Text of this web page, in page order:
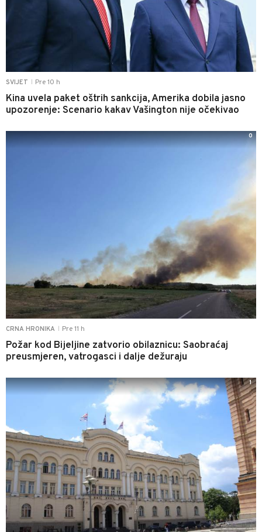
SVIJET Pre 10 h
Kina uvela paket oštrih sankcija, Amerika dobila jasno
upozorenje: Scenario kakav Vašington nije očekivao
CRNA HRONIKA Pre 11 h
Požar kod Bijeljine zatvorio obilaznicu: Saobraćaj
preusmjeren, vatrogasci i dalje dežuraju
0
1